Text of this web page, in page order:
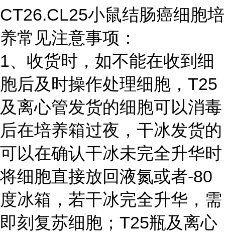
CT26.CL25小鼠结肠癌细胞培
养常见注意事项：
1、收货时，如不能在收到细
胞后及时操作处理细胞，T25
及离心管发货的细胞可以消毒
后在培养箱过夜，干冰发货的
可以在确认干冰未完全升华时
将细胞直接放回液氮或者-80
度冰箱，若干冰完全升华，需
即刻复苏细胞；T25瓶及离心